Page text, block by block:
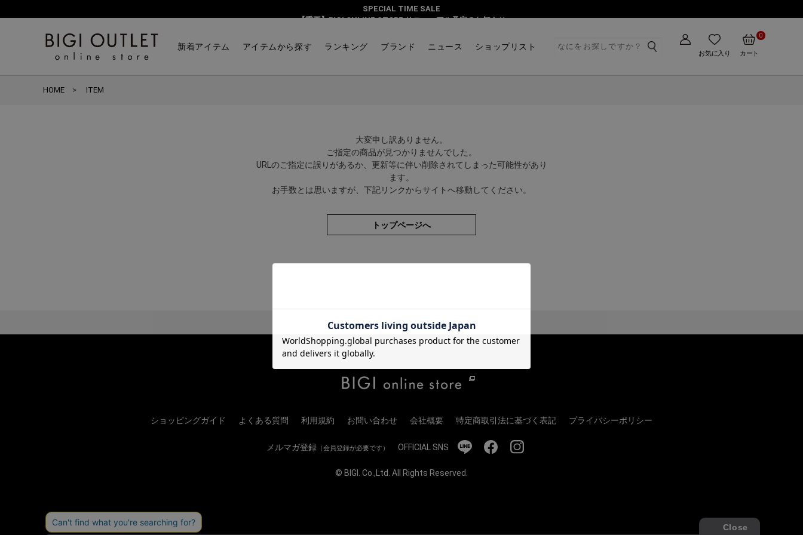
SPECIAL TIME SALE
【重要】BIGI ONLINE STORE リニューアル予定のお知らせ
新着アイテム アイテムから探す ランキング ブランド ニュース ショップリスト
お気に入り カート
0
HOME ITEM
大変申し訳ありません。
ご指定の商品が見つかりませんでした。
URLのご指定に誤りがあるか、更新等に伴い削除されてしまった可能性があり
ます。
お手数とは思いますが、下記リンクからサイトへ移動してください。
トップページへ
ショッピングガイド よくある質問 利用規約 お問い合わせ 会社概要 特定商取引法に基づく表記 プライバシーポリシー
メルマガ登録 （会員登録が必要です） OFFICIAL SNS
© BIGI. Co.,Ltd. All Rights Reserved.